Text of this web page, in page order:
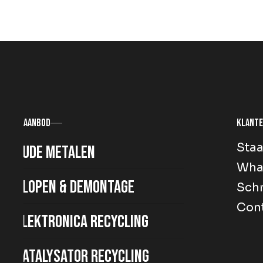
Aanbod
Oude metalen
Slopen & demontage
Elektronica recycling
Katalysator recycling